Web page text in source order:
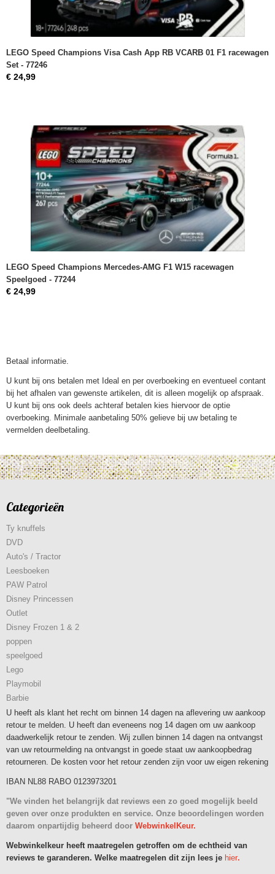
LEGO Speed Champions Visa Cash App RB VCARB 01 F1 racewagen
Set - 77246
€ 24,99
LEGO Speed Champions Mercedes-AMG F1 W15 racewagen
Speelgoed - 77244
€ 24,99
Betaal informatie.
U kunt bij ons betalen met Ideal en per overboeking en eventueel contant
bij het afhalen van gewenste artikelen, dit is alleen mogelijk op afspraak.
U kunt bij ons ook deels achteraf betalen kies hiervoor de optie
overboeking. Minimale aanbetaling 50% gelieve bij uw betaling te
vermelden deelbetaling.
Categorieën
Ty knuffels
DVD
Auto's / Tractor
Leesboeken
PAW Patrol
Disney Princessen
Outlet
Disney Frozen 1 & 2
poppen
speelgoed
Lego
Playmobil
Barbie
U heeft als klant het recht om binnen 14 dagen na aflevering uw aankoop
retour te melden. U heeft dan eveneens nog 14 dagen om uw aankoop
daadwerkelijk retour te zenden. Wij zullen binnen 14 dagen na ontvangst
van uw retourmelding na ontvangst in goede staat uw aankoopbedrag
retourneren. De kosten voor het retour zenden zijn voor uw eigen rekening
IBAN NL88 RABO 0123973201
"We vinden het belangrijk dat reviews een zo goed mogelijk beeld
geven over onze produkten en service. Onze beoordelingen worden
daarom onpartijdig beheerd door WebwinkelKeur.
Webwinkelkeur heeft maatregelen getroffen om de echtheid van
reviews te garanderen. Welke maatregelen dit zijn lees je hier.